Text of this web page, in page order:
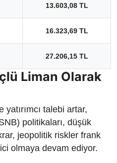
13.603,08 TL
16.323,69 TL
27.206,15 TL
Liman Olarak
talebi artar,
politikaları, düşük
jeopolitik riskler frank
olmaya devam ediyor.